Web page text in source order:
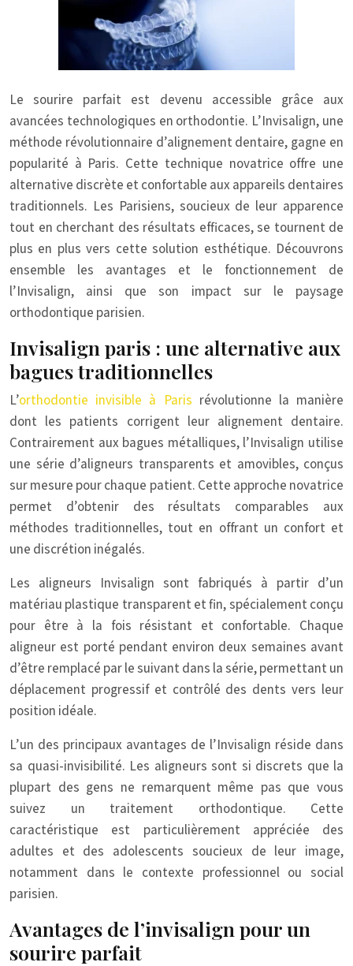
Le sourire parfait est devenu accessible grâce aux
avancées technologiques en orthodontie. L’Invisalign, une
méthode révolutionnaire d’alignement dentaire, gagne en
popularité à Paris. Cette technique novatrice offre une
alternative discrète et confortable aux appareils dentaires
traditionnels. Les Parisiens, soucieux de leur apparence
tout en cherchant des résultats efficaces, se tournent de
plus en plus vers cette solution esthétique. Découvrons
ensemble les avantages et le fonctionnement de
l’Invisalign, ainsi que son impact sur le paysage
orthodontique parisien.
Invisalign paris : une alternative aux
bagues traditionnelles
L’orthodontie invisible à Paris révolutionne la manière
dont les patients corrigent leur alignement dentaire.
Contrairement aux bagues métalliques, l’Invisalign utilise
une série d’aligneurs transparents et amovibles, conçus
sur mesure pour chaque patient. Cette approche novatrice
permet d’obtenir des résultats comparables aux
méthodes traditionnelles, tout en offrant un confort et
une discrétion inégalés.
Les aligneurs Invisalign sont fabriqués à partir d’un
matériau plastique transparent et fin, spécialement conçu
pour être à la fois résistant et confortable. Chaque
aligneur est porté pendant environ deux semaines avant
d’être remplacé par le suivant dans la série, permettant un
déplacement progressif et contrôlé des dents vers leur
position idéale.
L’un des principaux avantages de l’Invisalign réside dans
sa quasi-invisibilité. Les aligneurs sont si discrets que la
plupart des gens ne remarquent même pas que vous
suivez un traitement orthodontique. Cette
caractéristique est particulièrement appréciée des
adultes et des adolescents soucieux de leur image,
notamment dans le contexte professionnel ou social
parisien.
Avantages de l’invisalign pour un
sourire parfait